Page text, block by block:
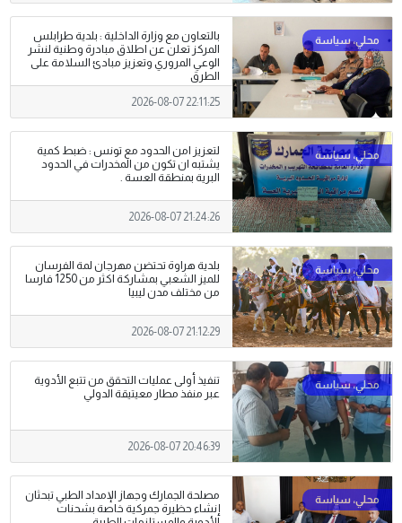
بالتعاون مع وزارة الداخلية : بلدية طرابلس
المركز تعلن عن اطلاق مبادرة وطنية لنشر
الوعي المروري وتعزيز مبادئ السلامة على
الطرق
2026-08-07 22:11:25
لتعزيز امن الحدود مع تونس : ضبط كمية
يشتبه ان تكون من المخدرات في الحدود
البرية بمنطقة العسة .
2026-08-07 21:24:26
بلدية هراوة تحتضن مهرجان لمة الفرسان
للميز الشعبي بمشاركة اكثر من 1250 فارسا
من مختلف مدن ليبيا
2026-08-07 21:12:29
تنفيذ أولى عمليات التحقق من تتبع الأدوية
عبر منفذ مطار معيتيقة الدولي
2026-08-07 20:46:39
مصلحة الجمارك وجهاز الإمداد الطبي تبحثان
إنشاء حظيرة جمركية خاصة بشحنات